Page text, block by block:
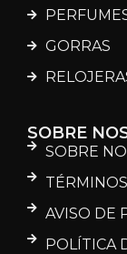
GORRAS
SOBRE
SOBRE
AVISO DE
POLÍTICA